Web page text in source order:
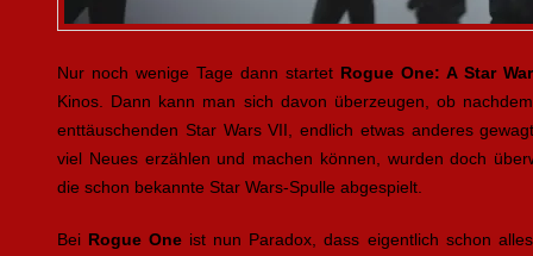
Nur noch wenige Tage dann startet Rogue One: A Star
Kinos. Dann kann man sich davon überzeugen, ob
enttäuschenden Star Wars VII, endlich etwas anderes
viel Neues erzählen und machen können, wurden doch
die schon bekannte Star Wars-Spulle abgespielt.
Bei Rogue One ist nun Paradox, dass eigentlich schon